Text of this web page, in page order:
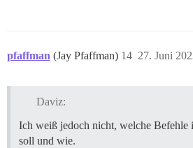
pfaffman (Jay Pfaffman) 27. Juni
14
Daviz:
Ich weiß jedoch nicht, welche Befehle
soll und wie.